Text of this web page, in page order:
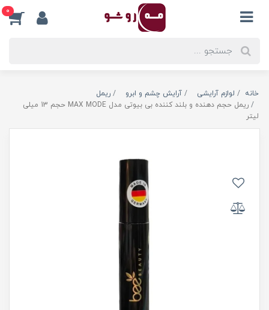
0
خانه لوازم آرایشی آرایش چشم و ابرو
ریمل
ریمل حجم دهنده و بلند کننده بی بیوتی مدل MAX MODE حجم 13 میلی
لیتر